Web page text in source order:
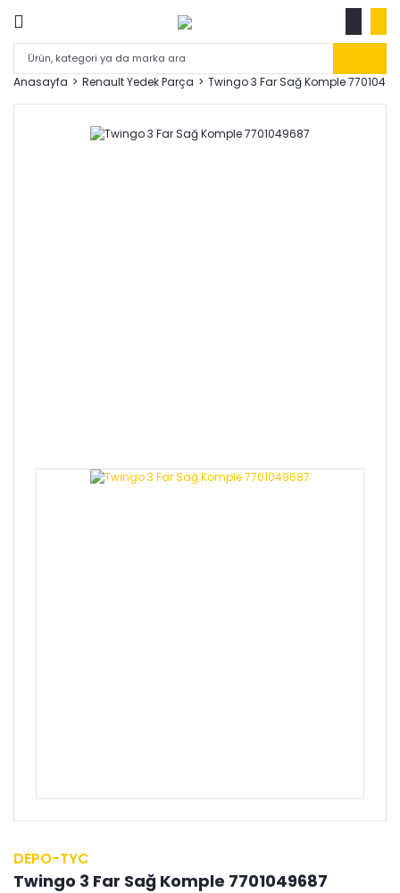
Anasayfa Renault Yedek Parça Twingo 3 Far Sağ Komple
DEPO-TYC
Twingo 3 Far Sağ Komple 7701049687